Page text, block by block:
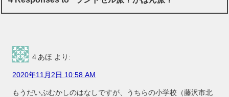
４あほ より:
2020年11月2日 10:58 AM
もうだいぶむかしのはなしですが、うちらの小学校（藤沢市北